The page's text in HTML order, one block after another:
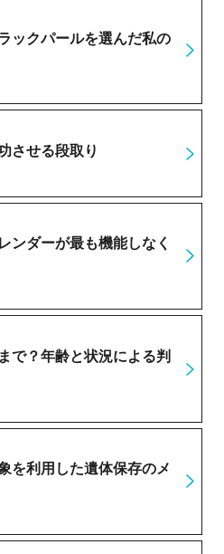
ックパールを選んだ私の
させる段取り
ンダーが最も機能しなく
で？年齢と状況による判
を利用した遺体保存のメ